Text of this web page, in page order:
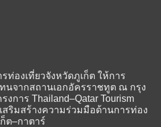
ท่องเที่ยวจังหวัดภูเก็ต ให้การ
จากสถานเอกอัครราชทูต ณ กรุง
งการ Thailand–Qatar Tourism
สริมสร้างความร่วมมือด้านการท่อง
ต–กาตาร์